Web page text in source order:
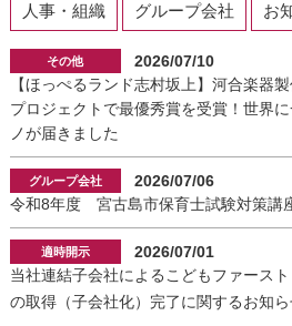
人事・組織 グループ会社 お
2026/07/10
【ほっぺるランド志村坂上】河合楽器
プロジェクトで最優秀賞を受賞！世界
ノが届きました
2026/07/06
令和8年度 宮古島市保育士試験対策講
2026/07/01
当社連結子会社によるこどもファース
の取得（子会社化）完了に関するお知